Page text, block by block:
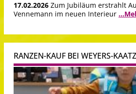
17.02.2026 Zum Jubiläum erstrahlt
Vennemann im neuen Interieur
RANZEN-KAUF BEI WEYERS-